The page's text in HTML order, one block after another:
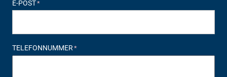
E-POST*
TELEFONNUMMER*